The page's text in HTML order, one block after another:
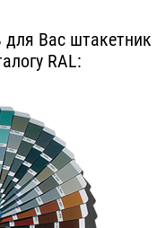
Вас штакетник
RAL: